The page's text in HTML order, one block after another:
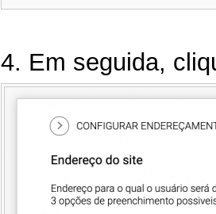
4. Em seguida,